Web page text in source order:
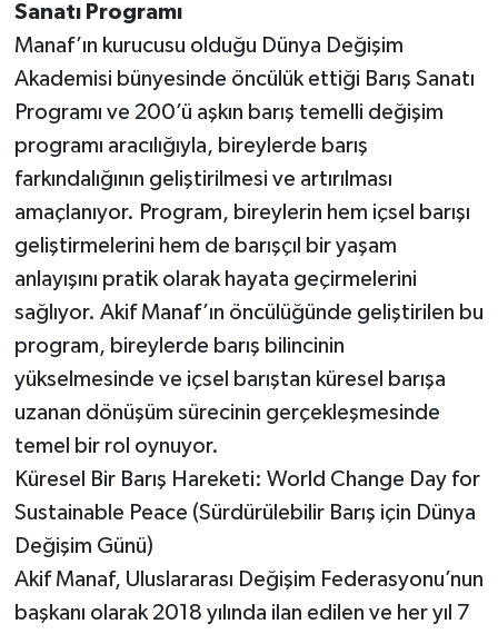
Sanatı Programı
Manaf’ın kurucusu olduğu Dünya Değişim
Akademisi bünyesinde öncülük ettiği Barış Sanatı
Programı ve 200’ü aşkın barış temelli değişim
programı aracılığıyla, bireylerde barış
farkındalığının geliştirilmesi ve artırılması
amaçlanıyor. Program, bireylerin hem içsel barışı
geliştirmelerini hem de barışçıl bir yaşam
anlayışını pratik olarak hayata geçirmelerini
sağlıyor. Akif Manaf’ın öncülüğünde geliştirilen bu
program, bireylerde barış bilincinin
yükselmesinde ve içsel barıştan küresel barışa
uzanan dönüşüm sürecinin gerçekleşmesinde
temel bir rol oynuyor.
Küresel Bir Barış Hareketi: World Change Day for
Sustainable Peace (Sürdürülebilir Barış için Dünya
Değişim Günü)
Akif Manaf, Uluslararası Değişim Federasyonu’nun
başkanı olarak 2018 yılında ilan edilen ve her yıl 7